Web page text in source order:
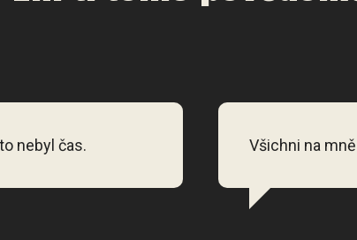
nebyl čas. Všichni na